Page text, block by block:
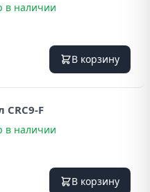
в наличии
В корзину
CRC9-F
в наличии
В корзину